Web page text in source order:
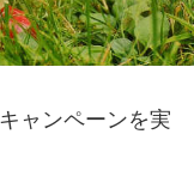
ャンペーンを実